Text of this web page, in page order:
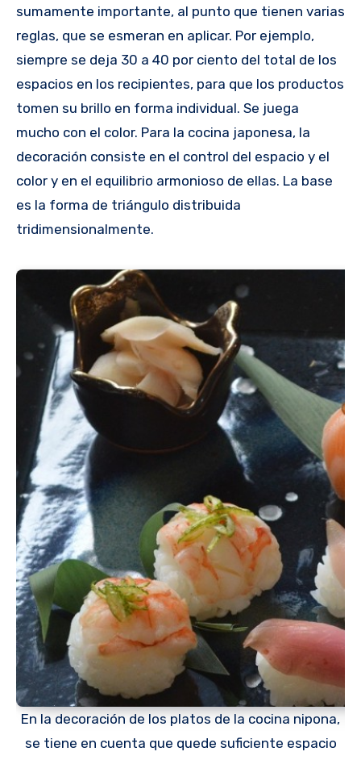
sumamente importante, al punto que tienen varias
reglas, que se esmeran en aplicar. Por ejemplo,
siempre se deja 30 a 40 por ciento del total de los
espacios en los recipientes, para que los productos
tomen su brillo en forma individual. Se juega
mucho con el color. Para la cocina japonesa, la
decoración consiste en el control del espacio y el
color y en el equilibrio armonioso de ellas. La base
es la forma de triángulo distribuida
tridimensionalmente.
En la decoración de los platos de la cocina nipona,
se tiene en cuenta que quede suficiente espacio